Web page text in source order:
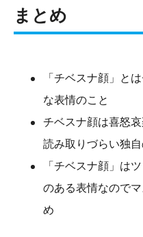
まとめ
「チベスナ顔」と
な表情のこと
チベスナ顔は喜怒
読み取りづらい独
「チベスナ顔」は
のある表情なので
め